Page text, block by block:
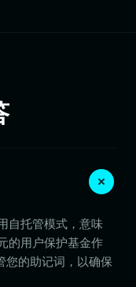
自托管模式，意味
的用户保护基金作
您的助记词，以确保